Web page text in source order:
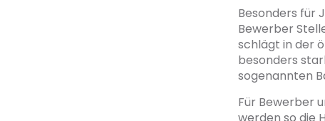
Besonders für
Bewerber
schlägt in der
besonders
sogenannten
Für Bewerber
werden so die